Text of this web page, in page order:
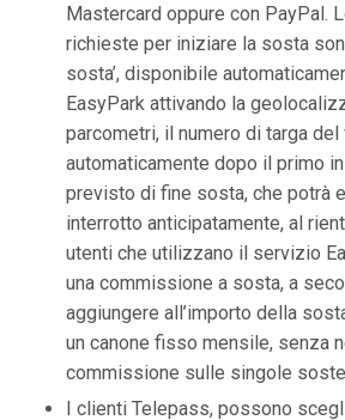
Mastercard oppure con PayPal.
richieste per iniziare la sosta
sosta’, disponibile
EasyPark attivando la
parcometri, il numero di targa
automaticamente dopo il primo
previsto di fine sosta, che potrà
interrotto anticipatamente, al
utenti che utilizzano il servizio
una commissione a sosta, a
aggiungere all’importo della
un canone fisso mensile, senza
commissione sulle singole
I clienti Telepass, possono